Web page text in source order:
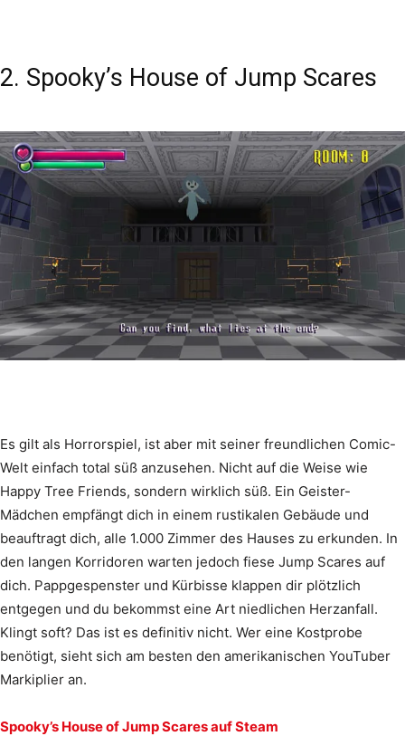
2. Spooky’s House of Jump Scares
Es gilt als Horrorspiel, ist aber mit seiner freundlichen Comic-
Welt einfach total süß anzusehen. Nicht auf die Weise wie
Happy Tree Friends, sondern wirklich süß. Ein Geister-
Mädchen empfängt dich in einem rustikalen Gebäude und
beauftragt dich, alle 1.000 Zimmer des Hauses zu erkunden. In
den langen Korridoren warten jedoch fiese Jump Scares auf
dich. Pappgespenster und Kürbisse klappen dir plötzlich
entgegen und du bekommst eine Art niedlichen Herzanfall.
Klingt soft? Das ist es definitiv nicht. Wer eine Kostprobe
benötigt, sieht sich am besten den amerikanischen YouTuber
Markiplier an.
Spooky’s House of Jump Scares auf Steam